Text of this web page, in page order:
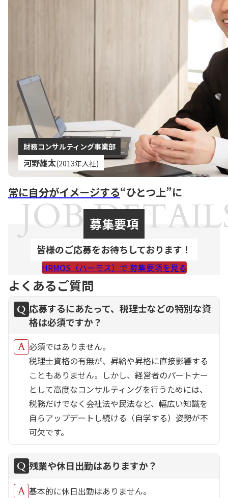
財務コンサルティング事業部
河野雄太(2013年入社)
常に自分がイメージする“ひとつ上”に
JOB募集要項
皆様のご応募をお待ちしております！
HRMOS（ハーモス）で 募集要項を見る
よくあるご質問
応募するにあたって、税理士などの特別な資
格は必須ですか？
必須ではありません。
税理士資格の有無が、昇給や昇格に直接影響する
こともありません。しかし、経営者のパートナー
として高度なコンサルティングを行うためには、
税務だけでなく会社法や民法など、幅広い知識を
自らアップデートし続ける（自学する）姿勢が不
可欠です。
残業や休日出勤はありますか？
基本的に休日出勤はありません。